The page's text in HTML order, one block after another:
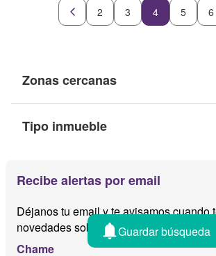
2 3 4 5 6
Zonas cercanas
Tipo inmueble
Recibe alertas por email
Déjanos tu email y te avisamos cuando
novedades sobre
Chame
Guardar búsqueda